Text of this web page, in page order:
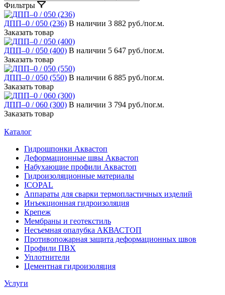
Фильтры
ДПП–0 / 050 (236) В наличии 3 882 руб./пог.м.
Заказать товар
ДПП–0 / 050 (400) В наличии 5 647 руб./пог.м.
Заказать товар
ДПП–0 / 050 (550) В наличии 6 885 руб./пог.м.
Заказать товар
ДПП–0 / 060 (300) В наличии 3 794 руб./пог.м.
Заказать товар
Каталог
Гидрошпонки Аквастоп
Деформационные швы Аквастоп
Набухающие профили Аквастоп
Гидроизоляционные материалы
ICOPAL
Аппараты для сварки термопластичных изделий
Инъекционная гидроизоляция
Крепеж
Мембраны и геотекстиль
Несъемная опалубка АКВАСТОП
Противопожарная защита деформационных швов
Профили ПВХ
Уплотнители
Цементная гидроизоляция
Услуги